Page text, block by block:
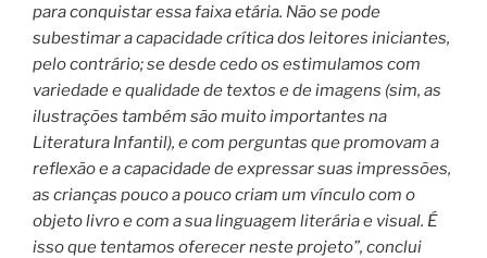
para conquistar essa faixa etária. Não se pode
subestimar a capacidade crítica dos leitores iniciantes,
pelo contrário; se desde cedo os estimulamos com
variedade e qualidade de textos e de imagens (sim, as
ilustrações também são muito importantes na
Literatura Infantil), e com perguntas que promovam a
reflexão e a capacidade de expressar suas impressões,
as crianças pouco a pouco criam um vínculo com o
objeto livro e com a sua linguagem literária e visual. É
isso que tentamos oferecer neste projeto”, conclui